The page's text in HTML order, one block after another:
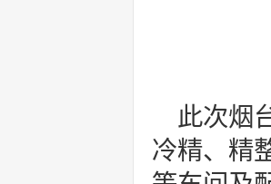
此次烟
冷精、精